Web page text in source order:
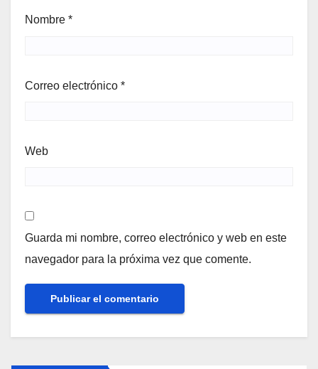
Nombre *
Correo electrónico *
Web
Guarda mi nombre, correo electrónico y web en este
navegador para la próxima vez que comente.